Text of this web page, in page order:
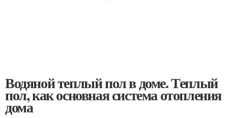
Водяной теплый пол в доме. Теплый
пол, как основная система отопления
дома